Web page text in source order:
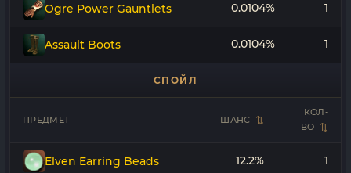
Ogre Power Gauntlets 0.0104% 1
Assault Boots 0.0104% 1
СПОЙЛ
ПРЕДМЕТ ШАНС
КОЛ-
ВО
Elven Earring Beads 12.2% 1